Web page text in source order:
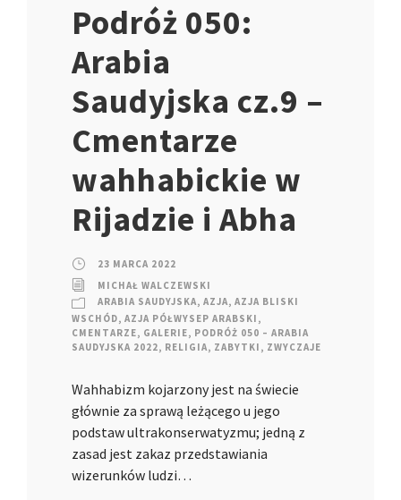
Podróż 050:
Arabia
Saudyjska cz.9 –
Cmentarze
wahhabickie w
Rijadzie i Abha
23 MARCA 2022
MICHAŁ WALCZEWSKI
ARABIA SAUDYJSKA, AZJA, AZJA BLISKI
WSCHÓD, AZJA PÓŁWYSEP ARABSKI ,
CMENTARZE, GALERIE, PODRÓŻ 050 – ARABIA
SAUDYJSKA 2022, RELIGIA, ZABYTKI , ZWYCZAJE
Wahhabizm kojarzony jest na świecie
głównie za sprawą leżącego u jego
podstaw ultrakonserwatyzmu; jedną z
zasad jest zakaz przedstawiania
wizerunków ludzi…